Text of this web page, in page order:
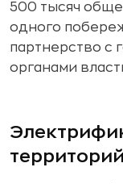
500 тысяч
одного
партнерство с
органами
территорий